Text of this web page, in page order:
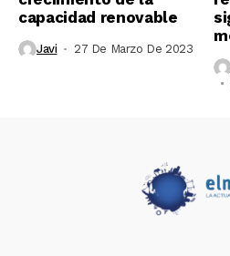
capacidad renovable
Javi 27 De Marzo De 2023